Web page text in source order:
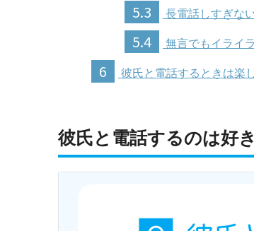
5.3 長電話しすぎな
5.4 無言でもイライ
6 彼氏と電話するときは楽
彼氏と電話するのは好